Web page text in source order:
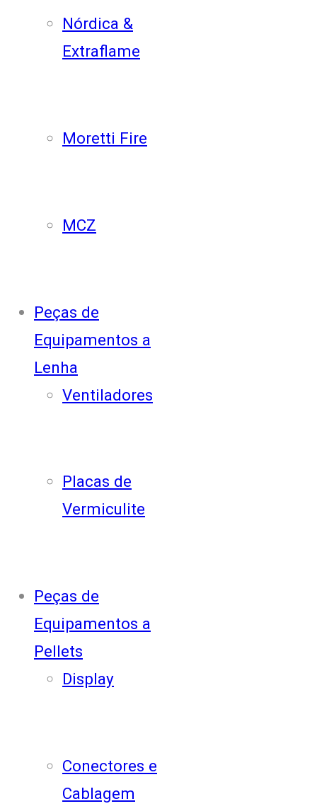
Nórdica &
Extraflame
Moretti Fire
MCZ
Peças de
Equipamentos a
Lenha
Ventiladores
Placas de
Vermiculite
Peças de
Equipamentos a
Pellets
Display
Conectores e
Cablagem